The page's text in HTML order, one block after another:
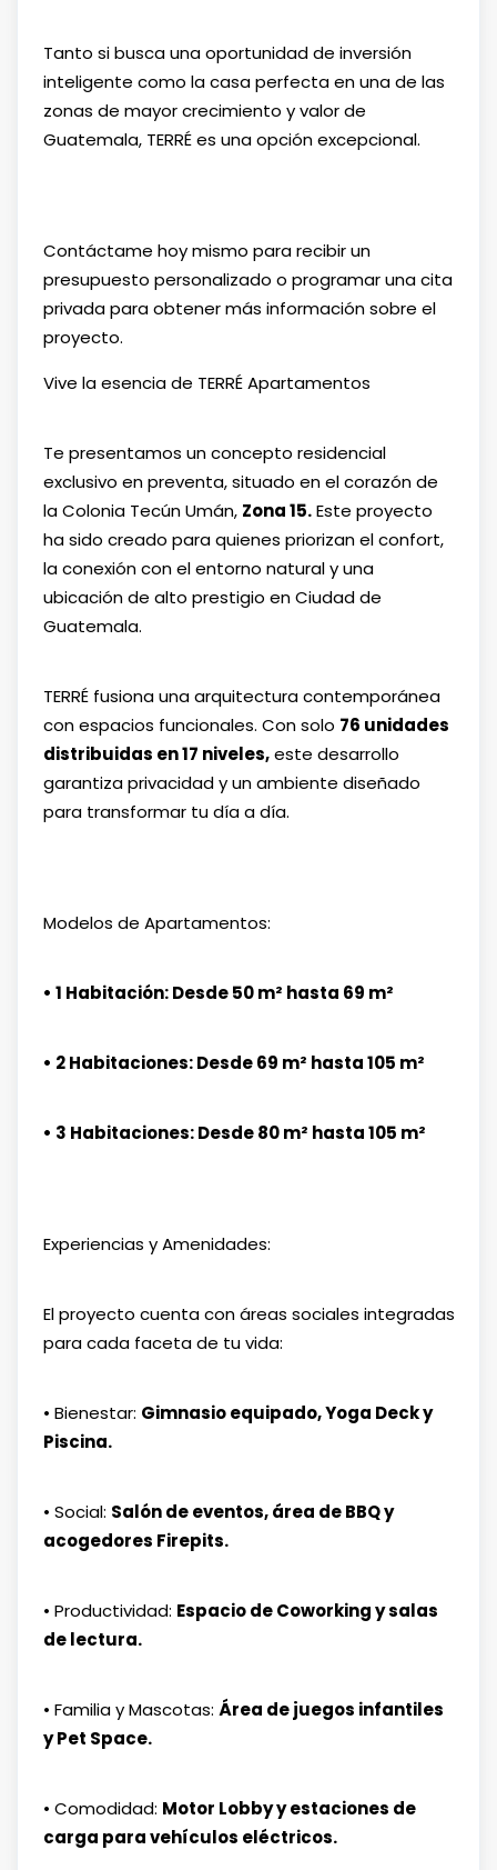
Tanto si busca una oportunidad de inversión
inteligente como la casa perfecta en una de las
zonas de mayor crecimiento y valor de
Guatemala, TERRÉ es una opción excepcional.
Contáctame hoy mismo para recibir un
presupuesto personalizado o programar una cita
privada para obtener más información sobre el
proyecto.
Vive la esencia de TERRÉ Apartamentos
Te presentamos un concepto residencial
exclusivo en preventa, situado en el corazón de
la Colonia Tecún Umán, Zona 15.Este proyecto
ha sido creado para quienes priorizan el confort,
la conexión con el entorno natural y una
ubicación de alto prestigio en Ciudad de
Guatemala.
TERRÉ fusiona una arquitectura contemporánea
con espacios funcionales. Con solo 76 unidades
distribuidas en 17 niveles,este desarrollo
garantiza privacidad y un ambiente diseñado
para transformar tu día a día.
Modelos de Apartamentos:
• 1 Habitación: Desde 50 m² hasta 69 m²
• 2 Habitaciones: Desde 69 m² hasta 105 m²
• 3 Habitaciones: Desde 80 m² hasta 105 m²
Experiencias y Amenidades:
El proyecto cuenta con áreas sociales integradas
para cada faceta de tu vida:
• Bienestar: Gimnasio equipado, Yoga Deck y
Piscina.
• Social: Salón de eventos, área de BBQ y
acogedores Firepits.
• Productividad: Espacio de Coworking y salas
de lectura.
• Familia y Mascotas: Área de juegos infantiles
y Pet Space.
• Comodidad: Motor Lobby y estaciones de
carga para vehículos eléctricos.